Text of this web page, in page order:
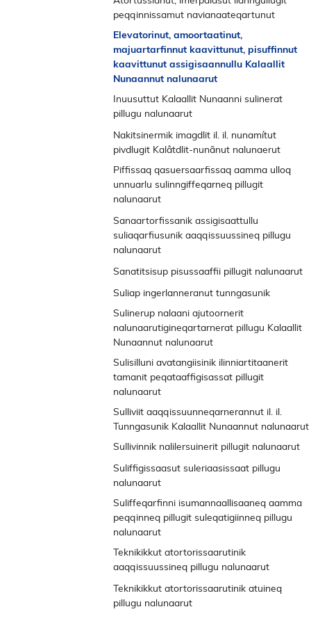
Ilanngussaq 2 a
Ilanngussaq 2 b
Ilanngussaq 3
Ilanngussaq 4
peqqinnissamut navianaateqartunut
Elevatorinut, amoortaatinut,
majuartarfinnut kaavittunut, pisuffinnut
kaavittunut assigisaannullu Kalaallit
Nunaannut nalunaarut
Inuusuttut Kalaallit Nunaanni sulinerat
pillugu nalunaarut
Ilanngussaq 1
Ilanngussaq 2
Ilanngussaq 3
Ilanngussaq 4
Ilanngussaq 6
Ilanngussaq 7
Ilanngussaq 8
Nakitsinermik imagdlit il. il. nunamítut
pivdlugit Kalâtdlit-nunãnut nalunaerut
Piffissaq qasuersaarfissaq aamma ulloq
unnuarlu sulinngiffeqarneq pillugit
nalunaarut
Ilanngussaq 1
Sanaartorfissanik assigisaattullu
suliaqarfiusunik aaqqissuussineq pillugu
nalunaarut
Ilanngussaq 1
Sanatitsisup pisussaaffii pillugit nalunaarut
Ilanngussaq 1
Ilanngussaq 2
Suliap ingerlanneranut tunngasunik
Sulinerup nalaani ajutoornerit
nalunaarutigineqartarnerat pillugu Kalaallit
Nunaannut nalunaarut
Sulisilluni avatangiisinik ilinniartitaanerit
tamanit peqataaffigisassat pillugit
nalunaarut
Sulliviit aaqqissuunneqarnerannut il. il.
Tunngasunik Kalaallit Nunaannut nalunaarut
Sullivinnik nalilersuinerit pillugit nalunaarut
Ilanngussaq 1
Suliffigissaasut suleriaasissaat pillugu
nalunaarut
Suliffeqarfinni isumannaallisaaneq aamma
peqqinneq pillugit suleqatigiinneq pillugu
nalunaarut
Teknikikkut atortorissaarutinik
aaqqissuussineq pillugu nalunaarut
Ilanngussaq 1
Teknikikkut atortorissaarutinik atuineq
pillugu nalunaarut